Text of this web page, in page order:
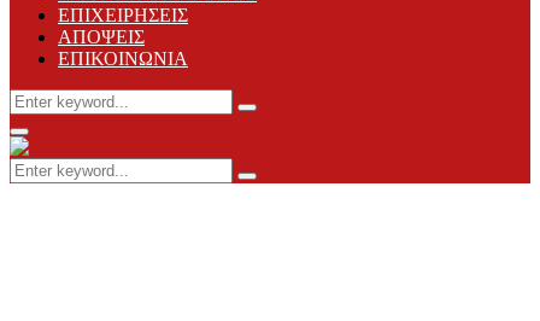
ΕΠΙΧΕΙΡΗΣΕΙΣ
ΑΠΟΨΕΙΣ
ΕΠΙΚΟΙΝΩΝΙΑ
Search
for:
Search
Primary
Menu
Search
for:
Search